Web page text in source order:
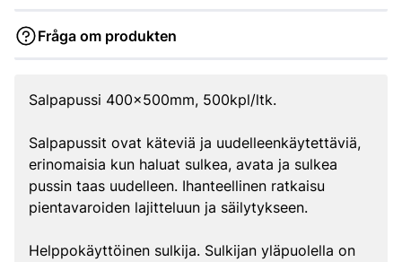
Fråga om produkten
Salpapussi 400x500mm, 500kpl/ltk.
Salpapussit ovat käteviä ja uudelleenkäytettäviä,
erinomaisia kun haluat sulkea, avata ja sulkea
pussin taas uudelleen. Ihanteellinen ratkaisu
pientavaroiden lajitteluun ja säilytykseen.
Helppokäyttöinen sulkija. Sulkijan yläpuolella on